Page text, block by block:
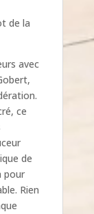
de la
avec
ce
de
pour
Rien